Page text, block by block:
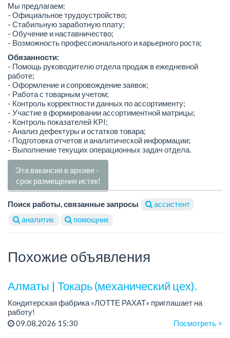
Мы предлагаем:
- Официальное трудоустройство;
- Стабильную заработную плату;
- Обучение и наставничество;
- Возможность профессионального и карьерного роста;
Обязанности:
- Помощь руководителю отдела продаж в ежедневной
работе;
- Оформление и сопровождение заявок;
- Работа с товарным учетом;
- Контроль корректности данных по ассортименту;
- Участие в формировании ассортиментной матрицы;
- Контроль показателей KPI;
- Анализ дефектуры и остатков товара;
- Подготовка отчетов и аналитической информации;
- Выполнение текущих операционных задач отдела.
Эта вакансия в архиве -
срок размещения истек!
Поиск работы, связанные запросы
ассистент
аналитик
помощник
Похожие объявления
Алматы | Токарь (механический цех).
Кондитерская фабрика «ЛОТТЕ РАХАТ» приглашает на
работу!
График работы: сменный.
09.08.2026 15:30 Посмотреть >